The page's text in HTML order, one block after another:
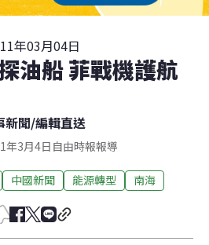
年03月04日
油船 菲戰機護航
新聞/編輯直送
年3月4日自由時報報導
中國新聞 能源轉型 南海